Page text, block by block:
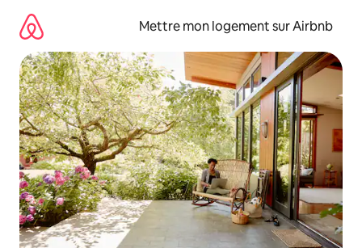
directement
contenu
Mettre mon logement sur Airbnb